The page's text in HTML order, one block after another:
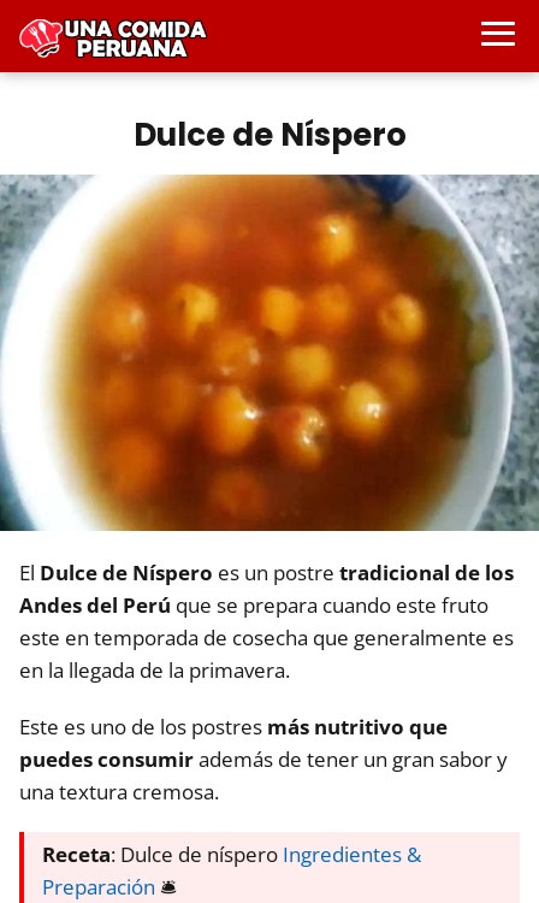
Dulce de Níspero
El Dulce de Níspero es un postre tradicional de los
Andes del Perú que se prepara cuando este fruto
este en temporada de cosecha que generalmente es
en la llegada de la primavera.
Este es uno de los postres más nutritivo que
puedes consumirademás de tener un gran sabor y
una textura cremosa.
Receta: Dulce de níspero Ingredientes &
Preparación 🛎️